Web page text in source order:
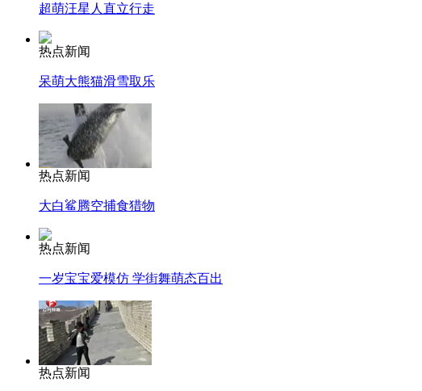
超萌汪星人直立行走
热点新闻
呆萌大熊猫滑雪取乐
热点新闻
大白鲨腾空捕食猎物
热点新闻
一岁宝宝爱模仿 学街舞萌态百出
热点新闻